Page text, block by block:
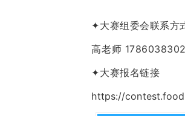
✦大赛组委会联系方
高老师
✦大赛报名链接
https://